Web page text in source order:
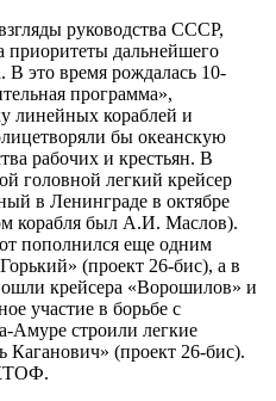
руководства СССР,
дальнейшего
В это время рождалась 10-
программа»,
линейных кораблей и
бы океанскую
рабочих и крестьян. В
головной легкий крейсер
в Ленинграде в октябре
корабля был А.И. Маслов).
пополнился еще одним
(проект 26-бис), а в
крейсера «Ворошилов» и
участие в борьбе с
Амуре строили легкие
Каганович» (проект 26-бис).